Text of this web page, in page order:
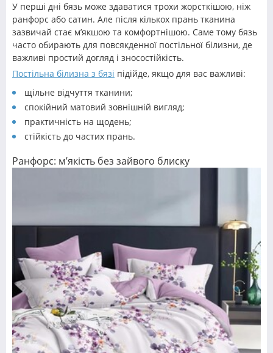
У перші дні бязь може здаватися трохи жорсткішою, ніж
ранфорс або сатин. Але після кількох прань тканина
зазвичай стає м’якшою та комфортнішою. Саме тому бязь
часто обирають для повсякденної постільної білизни, де
важливі простий догляд і зносостійкість.
Постільна білизна з бязі підійде, якщо для вас важливі:
щільне відчуття тканини;
спокійний матовий зовнішній вигляд;
практичність на щодень;
стійкість до частих прань.
Ранфорс: м’якість без зайвого блиску